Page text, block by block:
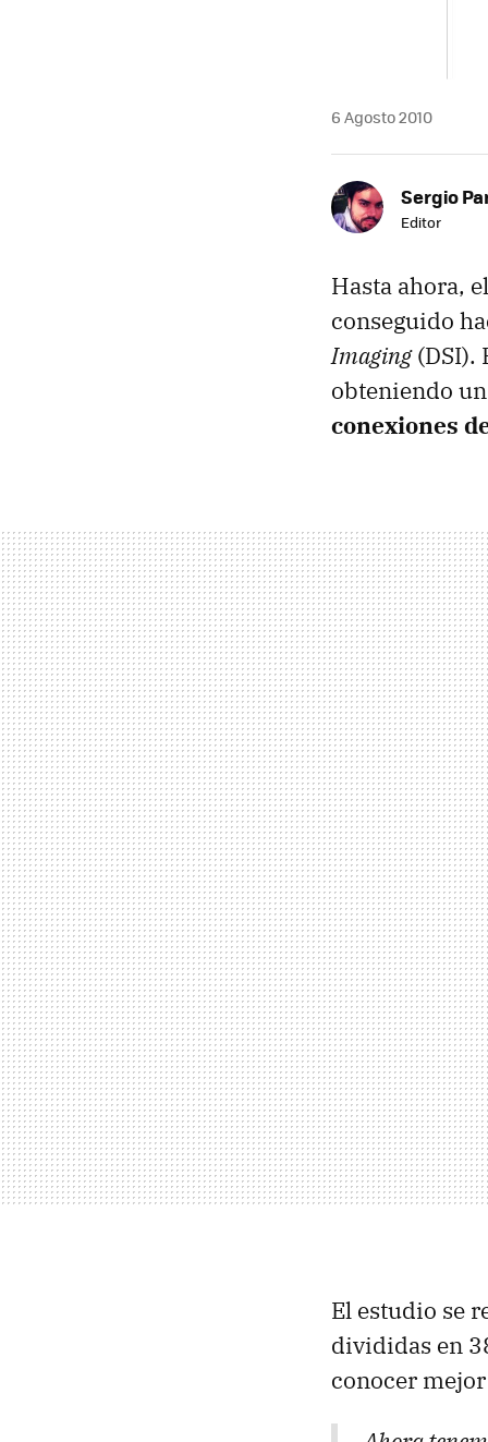
6 Agosto 2010
Sergio
Editor
Hasta ahora,
conseguido
Imaging(DSI).
obteniendo
conexiones
El estudio se
divididas en
conocer